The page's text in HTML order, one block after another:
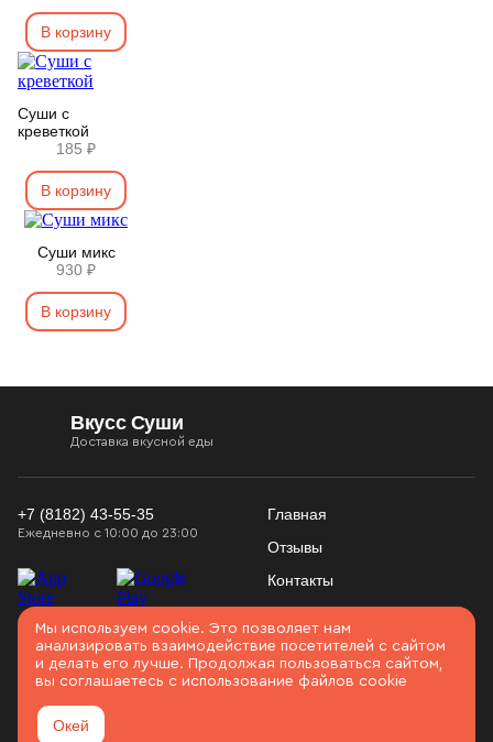
Использование
cookies
Мы используем cookie. Это позволяет нам
анализировать взаимодействие посетителей с сайтом
и делать его лучше. Продолжая пользоваться сайтом,
вы соглашаетесь с использование файлов cookie
Окей
В корзину
Суши с
креветкой
185 ₽
В корзину
Суши микс
930 ₽
В корзину
Вкусс Суши
Доставка вкусной еды
+7 (8182) 43-55-35
Ежедневно с 10:00 до 23:00
Войти
Главная
Отзывы
Контакты
Соглашение
Карта сайта
Архангельск